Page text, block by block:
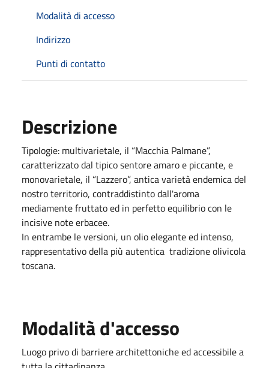
Modalità di accesso
Indirizzo
Punti di contatto
Descrizione
Tipologie: multivarietale, il “Macchia Palmane”,
caratterizzato dal tipico sentore amaro e piccante, e
monovarietale, il “Lazzero”, antica varietà endemica del
nostro territorio, contraddistinto dall'aroma
mediamente fruttato ed in perfetto equilibrio con le
incisive note erbacee.
In entrambe le versioni, un olio elegante ed intenso,
rappresentativo della più autentica tradizione olivicola
toscana.
Modalità d'accesso
Luogo privo di barriere architettoniche ed accessibile a